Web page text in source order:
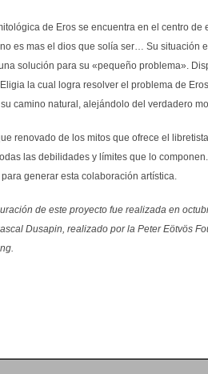
de Eros se encuentra en el centro
es mas el dios que solía ser… Su situación
solución para su «pequeño problema».
la cual logra resolver el problema de
camino natural, alejándolo del verdadero
renovado de los mitos que ofrece el
las debilidades y límites que lo
generar esta colaboración artística.
de este proyecto fue realizada en
Dusapin, realizado por la Peter Eötvös